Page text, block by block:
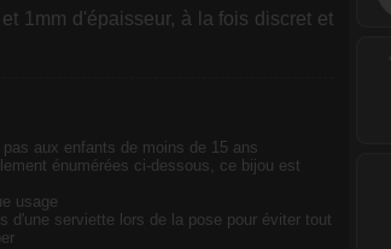
1mm d'épaisseur, à la fois discret et
aux enfants de moins de 15 ans
énumérées ci-dessous, ce bijou est
usage
d'une serviette lors de la pose pour éviter tout